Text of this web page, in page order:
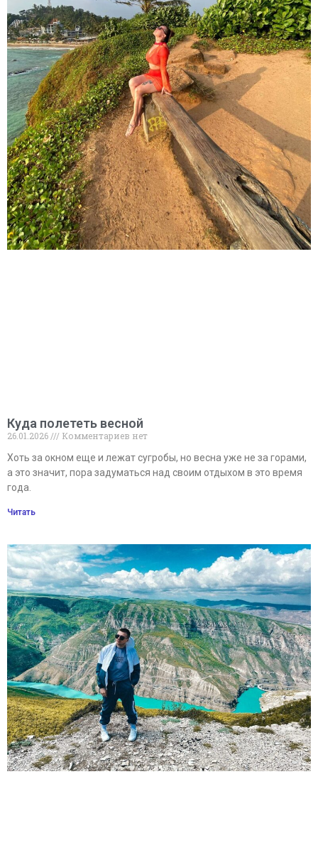
Куда полететь весной
26.01.2026
Комментариев нет
Хоть за окном еще и лежат сугробы, но весна уже не за горами,
а это значит, пора задуматься над своим отдыхом в это время
года.
Читать